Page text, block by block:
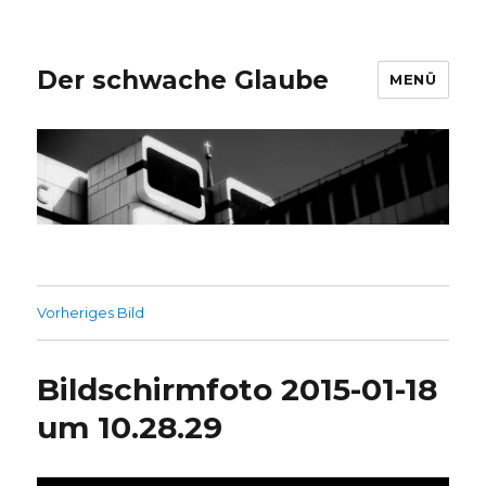
Der schwache Glaube MENÜ
Vorheriges Bild
Bildschirmfoto 2015-01-18
um 10.28.29